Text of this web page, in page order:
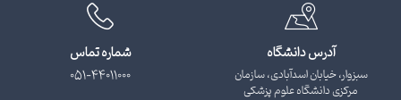
آدرس دانشگاه
سبزوار، خیابان اسدآبادی، سازمان
مرکزی دانشگاه علوم پزشکی
شماره تماس
051-44011000